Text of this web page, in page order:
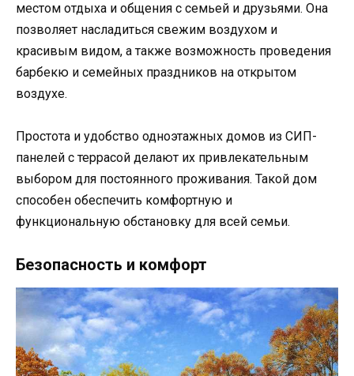
местом отдыха и общения с семьей и друзьями. Она
позволяет насладиться свежим воздухом и
красивым видом, а также возможность проведения
барбекю и семейных праздников на открытом
воздухе.
Простота и удобство одноэтажных домов из СИП-
панелей с террасой делают их привлекательным
выбором для постоянного проживания. Такой дом
способен обеспечить комфортную и
функциональную обстановку для всей семьи.
Безопасность и комфорт